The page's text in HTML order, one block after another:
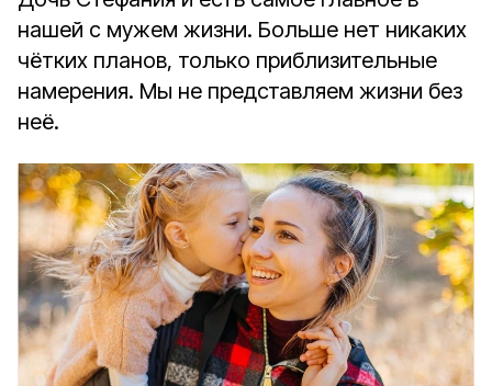
нашей с мужем жизни. Больше нет никаких
чётких планов, только приблизительные
намерения. Мы не представляем жизни без
неё.